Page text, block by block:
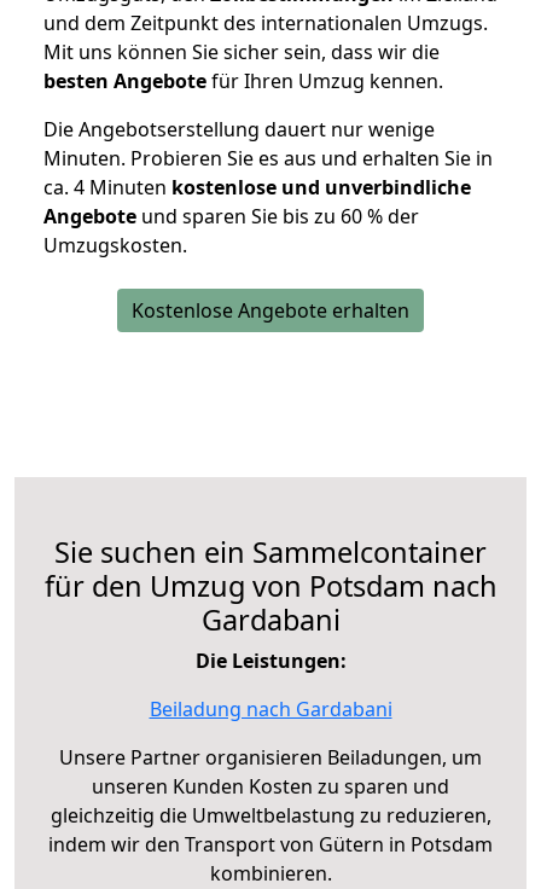
und dem Zeitpunkt des internationalen Umzugs.
Mit uns können Sie sicher sein, dass wir die
besten Angebotefür Ihren Umzug kennen.
Die Angebotserstellung dauert nur wenige
Minuten. Probieren Sie es aus und erhalten Sie in
ca. 4 Minuten kostenlose und unverbindliche
Angebote und sparen Sie bis zu 60 % der
Umzugskosten.
Kostenlose Angebote erhalten
Sie suchen ein Sammelcontainer
für den Umzug von Potsdam nach
Gardabani
Die Leistungen:
Beiladung nach Gardabani
Unsere Partner organisieren Beiladungen, um
unseren Kunden Kosten zu sparen und
gleichzeitig die Umweltbelastung zu reduzieren,
indem wir den Transport von Gütern in Potsdam
kombinieren.